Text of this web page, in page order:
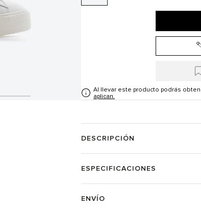
Al llevar este producto podrás
aplican.
DESCRIPCIÓN
ESPECIFICACIONES
ENVÍO